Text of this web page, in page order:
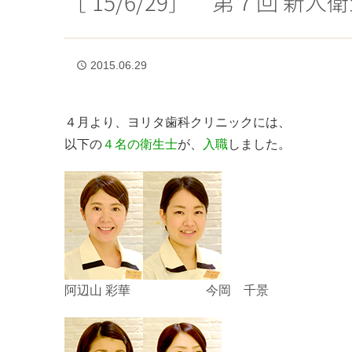
access_time 2015.06.29
４月より、ヨリタ歯科クリニックには、
以下の４名の衛生士が、 入職しました。
阿辺山 彩華 今岡 千景